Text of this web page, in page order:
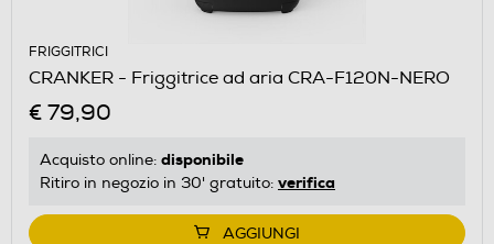
FRIGGITRICI
CRANKER - Friggitrice ad aria CRA-F120N-NERO
€ 79,90
Acquisto online: disponibile
Ritiro in negozio in 30' gratuito: verifica
AGGIUNGI